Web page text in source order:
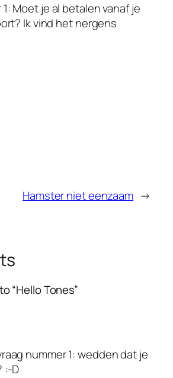
Moet je al betalen vanaf je
Ik vind het nergens
Hamster niet eenzaam →
“Hello Tones”
nummer 1: wedden dat je
:-D